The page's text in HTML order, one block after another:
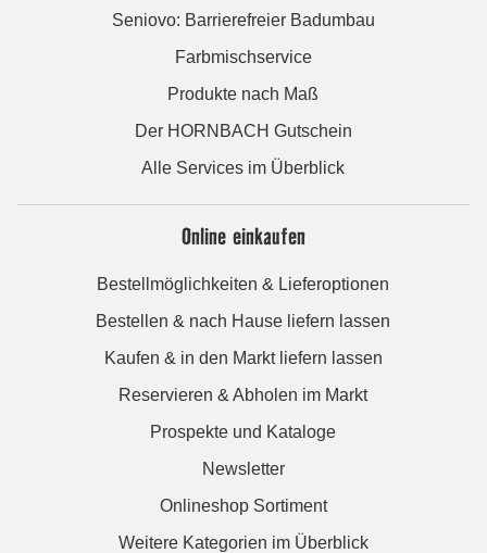
Seniovo: Barrierefreier Badumbau
Farbmischservice
Produkte nach Maß
Der HORNBACH Gutschein
Alle Services im Überblick
Online einkaufen
Bestellmöglichkeiten & Lieferoptionen
Bestellen & nach Hause liefern lassen
Kaufen & in den Markt liefern lassen
Reservieren & Abholen im Markt
Prospekte und Kataloge
Newsletter
Onlineshop Sortiment
Weitere Kategorien im Überblick